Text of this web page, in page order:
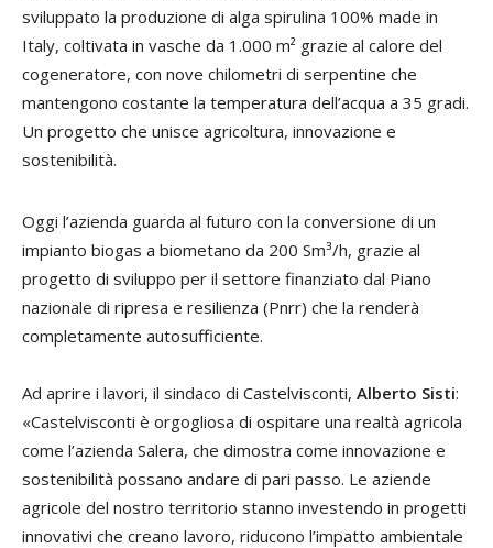
sviluppato la produzione di alga spirulina 100% made in
Italy, coltivata in vasche da 1.000 m² grazie al calore del
cogeneratore, con nove chilometri di serpentine che
mantengono costante la temperatura dell’acqua a 35 gradi.
Un progetto che unisce agricoltura, innovazione e
sostenibilità.
Oggi l’azienda guarda al futuro con la conversione di un
impianto biogas a biometano da 200 Sm³/h, grazie al
progetto di sviluppo per il settore finanziato dal Piano
nazionale di ripresa e resilienza (Pnrr) che la renderà
completamente autosufficiente.
Ad aprire i lavori, il sindaco di Castelvisconti, Alberto Sisti:
«Castelvisconti è orgogliosa di ospitare una realtà agricola
come l’azienda Salera, che dimostra come innovazione e
sostenibilità possano andare di pari passo. Le aziende
agricole del nostro territorio stanno investendo in progetti
innovativi che creano lavoro, riducono l’impatto ambientale